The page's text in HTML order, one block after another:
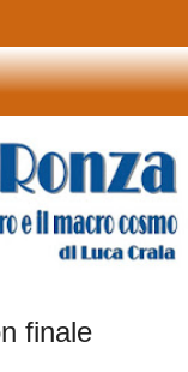
finale